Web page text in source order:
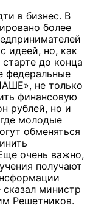
в бизнес. В
более
идеей, но, как
до конца
федеральные
не только
финансовую
рублей, но и
молодые
обменяться
очень важно,
получают
министр
Решетников.